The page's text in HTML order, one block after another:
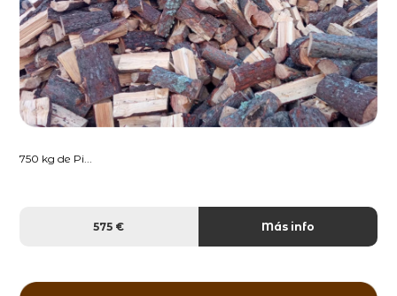
750 kg de Pi...
575 € Más info